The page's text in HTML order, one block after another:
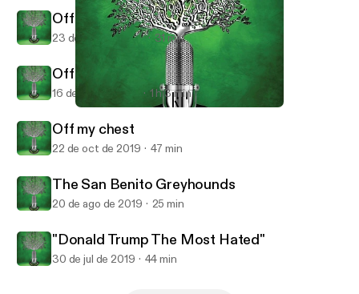
Tree Radio
Off my Chest COVID-19
23 de mar de 2020 31 min
Off My Chest
16 de nov de 2019 1 h 3 min
Off my chest
22 de oct de 2019 47 min
The San Benito Greyhounds
20 de ago de 2019 25 min
"Donald Trump The Most Hated"
30 de jul de 2019 44 min